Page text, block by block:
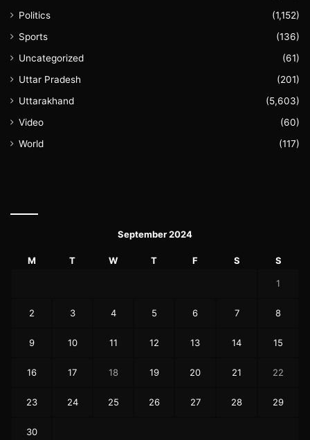
Politics
(1,152)
Sports
(136)
Uncategorized
(61)
Uttar Pradesh
(201)
Uttarakhand
(5,603)
Video
(60)
World
(117)
September 2024
M T W T F S S
1
2 3 4 5 6 7 8
9 10 11 12 13 14 15
16 17 18 19 20 21 22
23 24 25 26 27 28 29
30